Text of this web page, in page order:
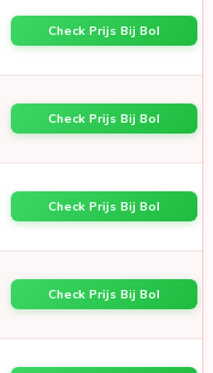
Check Prijs Bij Bol
Check Prijs Bij Bol
Check Prijs Bij Bol
Check Prijs Bij Bol